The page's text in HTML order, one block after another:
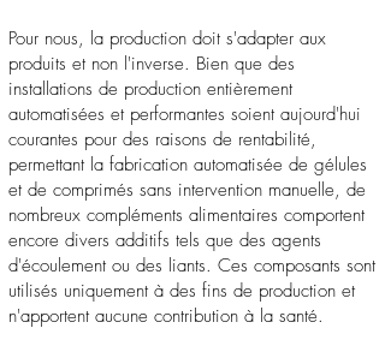
Pour nous, la production doit s'adapter aux
produits et non l'inverse. Bien que des
installations de production entièrement
automatisées et performantes soient aujourd'hui
courantes pour des raisons de rentabilité,
permettant la fabrication automatisée de gélules
et de comprimés sans intervention manuelle, de
nombreux compléments alimentaires comportent
encore divers additifs tels que des agents
d'écoulement ou des liants. Ces composants sont
utilisés uniquement à des fins de production et
n'apportent aucune contribution à la santé.